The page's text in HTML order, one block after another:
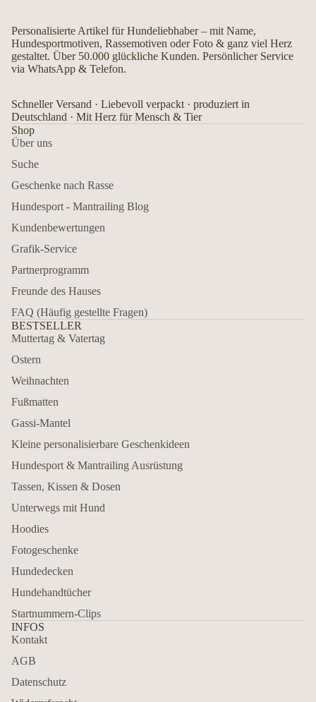
Personalisierte Artikel für Hundeliebhaber – mit Name,
Hundesportmotiven, Rassemotiven oder Foto & ganz viel Herz
gestaltet. Über 50.000 glückliche Kunden. Persönlicher Service
via WhatsApp & Telefon.
Schneller Versand · Liebevoll verpackt · produziert in
Deutschland · Mit Herz für Mensch & Tier
Shop
Über uns
Suche
Geschenke nach Rasse
Hundesport - Mantrailing Blog
Kundenbewertungen
Grafik-Service
Partnerprogramm
Freunde des Hauses
FAQ (Häufig gestellte Fragen)
BESTSELLER
Muttertag & Vatertag
Ostern
Weihnachten
Fußmatten
Gassi-Mantel
Kleine personalisierbare Geschenkideen
Hundesport & Mantrailing Ausrüstung
Tassen, Kissen & Dosen
Unterwegs mit Hund
Hoodies
Fotogeschenke
Hundedecken
Hundehandtücher
Startnummern-Clips
INFOS
Kontakt
AGB
Datenschutz